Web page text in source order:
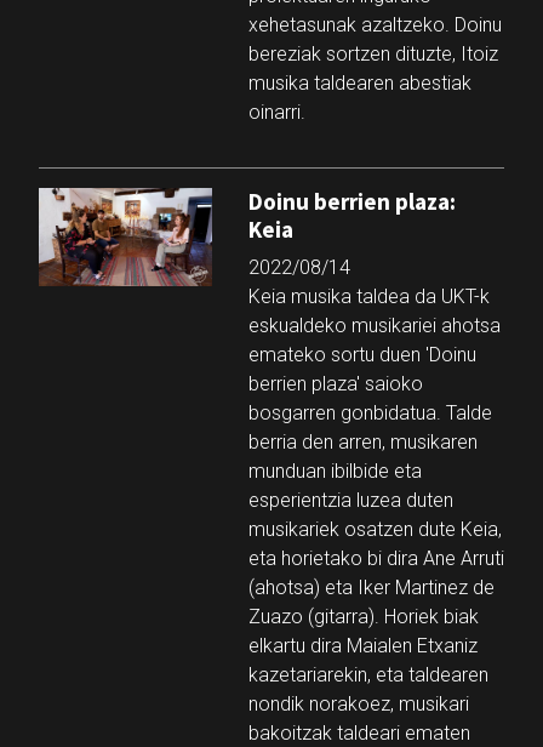
xehetasunak azaltzeko. Doinu
bereziak sortzen dituzte, Itoiz
musika taldearen abestiak
oinarri.
Doinu berrien plaza:
Keia
2022/08/14
Keia musika taldea da UKT-k
eskualdeko musikariei ahotsa
emateko sortu duen 'Doinu
berrien plaza' saioko
bosgarren gonbidatua. Talde
berria den arren, musikaren
munduan ibilbide eta
esperientzia luzea duten
musikariek osatzen dute Keia,
eta horietako bi dira Ane Arruti
(ahotsa) eta Iker Martinez de
Zuazo (gitarra). Horiek biak
elkartu dira Maialen Etxaniz
kazetariarekin, eta taldearen
nondik norakoez, musikari
bakoitzak taldeari ematen